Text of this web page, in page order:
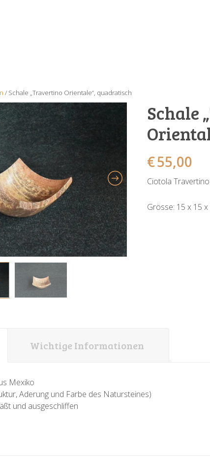
/ Schale „Travertino Orientale“, quadratisch
Schale
€55,00
Ciotola
Grösse: 15 x 15 x
Wichtige Informationen
Mexiko
Aderung und Farbe des Natursteines)
und ausgeschliffen